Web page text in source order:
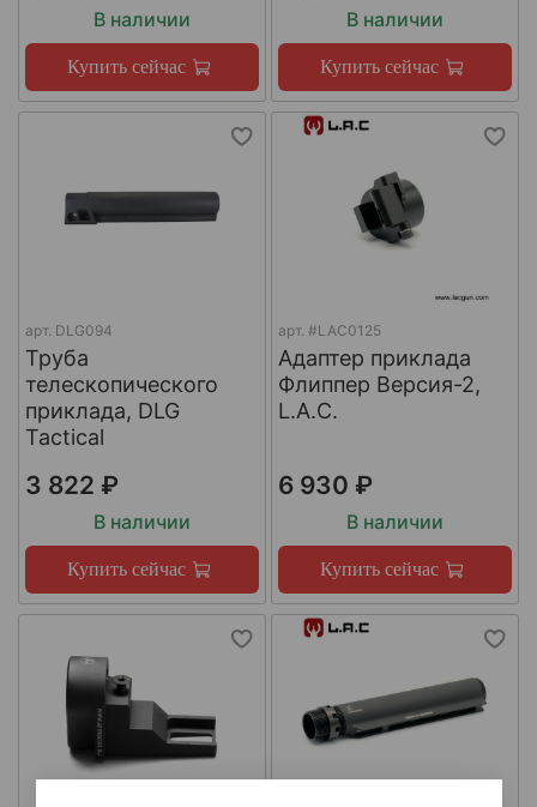
В наличии
Купить сейчас
В наличии
Купить сейчас
арт. DLG094
Труба
телескопического
приклада, DLG
Tactical
3 822 ₽
В наличии
Купить сейчас
арт. #LAC0125
Адаптер приклада
Флиппер Версия-2,
L.A.C.
6 930 ₽
В наличии
Купить сейчас